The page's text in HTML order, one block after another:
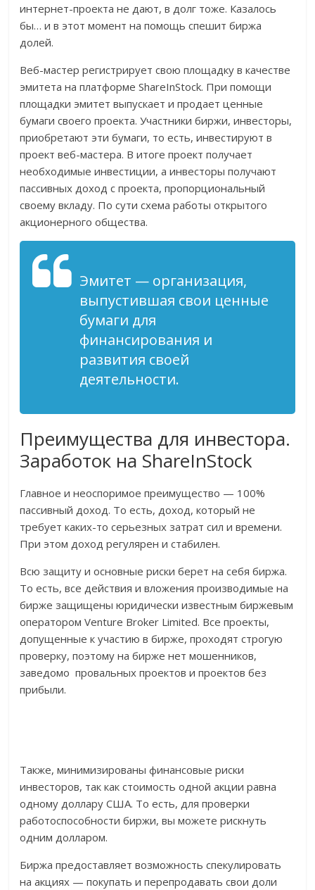
интернет-проекта не дают, в долг тоже. Казалось
бы… и в этот момент на помощь спешит биржа
долей.
Веб-мастер регистрирует свою площадку в качестве
эмитета на платформе ShareInStock. При помощи
площадки эмитет выпускает и продает ценные
бумаги своего проекта. Участники биржи, инвесторы,
приобретают эти бумаги, то есть, инвестируют в
проект веб-мастера. В итоге проект получает
необходимые инвестиции, а инвесторы получают
пассивных доход с проекта, пропорциональный
своему вкладу. По сути схема работы открытого
акционерного общества.
Эмитет — организация,
выпустившая свои ценные
бумаги для
финансирования и
развития своей
деятельности.
Преимущества для инвестора.
Заработок на ShareInStock
Главное и неоспоримое преимущество — 100%
пассивный доход. То есть, доход, который не
требует каких-то серьезных затрат сил и времени.
При этом доход регулярен и стабилен.
Всю защиту и основные риски берет на себя биржа.
То есть, все действия и вложения производимые на
бирже защищены юридически известным биржевым
оператором Venture Broker Limited. Все проекты,
допущенные к участию в бирже, проходят строгую
проверку, поэтому на бирже нет мошенников,
заведомо провальных проектов и проектов без
прибыли.
Также, минимизированы финансовые риски
инвесторов, так как стоимость одной акции равна
одному доллару США. То есть, для проверки
работоспособности биржи, вы можете рискнуть
одним долларом.
Биржа предоставляет возможность спекулировать
на акциях — покупать и перепродавать свои доли